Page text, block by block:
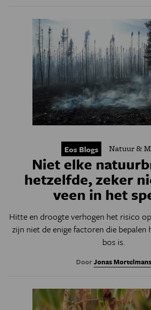
Eos Blogs Natuur &
Niet elke
hetzelfde, zeker
veen in het
Hitte en droogte verhogen het risico
zijn niet de enige factoren die bepalen
bos is.
DoorJonas Mortelmans